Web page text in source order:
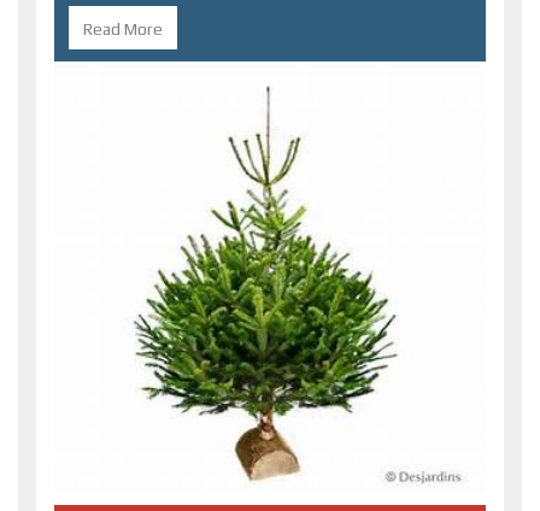
Read More